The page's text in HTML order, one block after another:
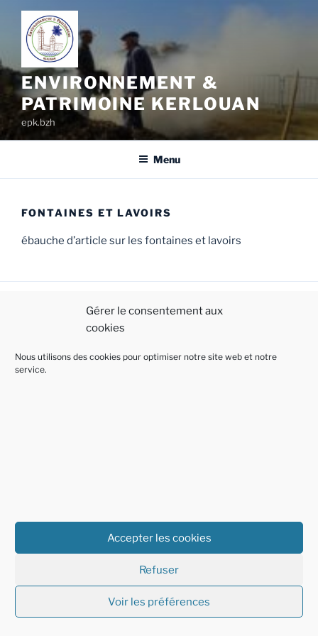
Gérer le consentement aux
cookies
Nous utilisons des cookies pour optimiser notre site web et notre
service.
Accepter les cookies
Refuser
Voir les préférences
Aller
contenu
principal
ENVIRONNEMENT &
PATRIMOINE KERLOUAN
epk.bzh
Menu
FONTAINES ET LAVOIRS
ébauche d’article sur les fontaines et lavoirs
Politique de confidentialité
Fièrement propulsé par
WordPress